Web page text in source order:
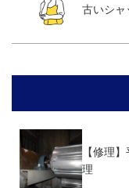
古いシャ
【修理
理